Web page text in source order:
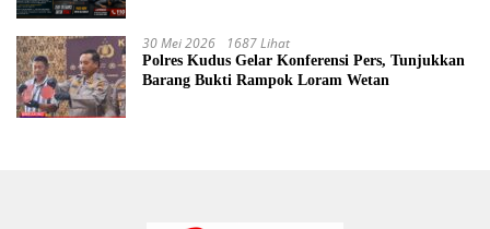
30 Mei 2026 1687 Lihat
Polres Kudus Gelar Konferensi Pers, Tunjukkan
Barang Bukti Rampok Loram Wetan